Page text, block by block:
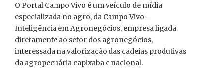
O Portal Campo Vivo é um veículo de mídia
especializada no agro, da Campo Vivo –
Inteligência em Agronegócios, empresa ligada
diretamente ao setor dos agronegócios,
interessada na valorização das cadeias produtivas
da agropecuária capixaba e nacional.